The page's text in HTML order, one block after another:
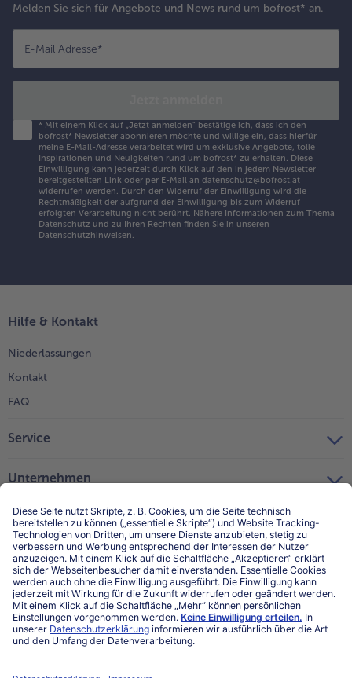
Melden Sie sich für Angebote und News rund um bofrost* an.
E-Mail Adresse*
* Mit einem Klick auf „Jetzt anmelden" bestätige ich, dass ich den
bofrost* Newsletter abonnieren möchte und willige ein, dass hierfür
meine E-Mail-Adresse verarbeitet wird um exklusive Angebote, tolle
Inspirationen und Neuigkeiten rund um bofrost* zu erhalten. Diese
Einwilligung kann jederzeit durch Klick auf den in jedem Newsletter
bereitgestellten Link oder per E-Mail an datenschutz@bofrost.at
widerrufen werden. Durch den Widerruf der Einwilligung wird die
Rechtmäßigkeit der aufgrund der Einwilligung bis zum Widerruf
erfolgten Verarbeitung nicht berührt. Nähere Informationen zum Thema
Datenschutz und zu Ihren Rechten finden Sie in unseren
Datenschutzhinweisen.
Hilfe & Kontakt
Niederlassungen
Kontakt
FAQ
Service
Unternehmen
Über uns